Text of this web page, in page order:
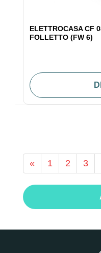
ELETTROCASA CF
FOLLETTO (FW 6)
« 1 2 3